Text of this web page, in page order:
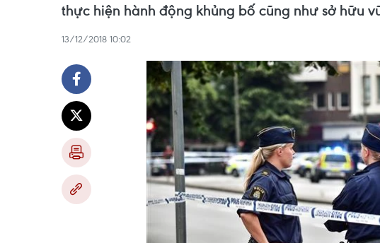
thực hiện hành động khủng bố cũng như sở hữu
13/12/2018 10:02